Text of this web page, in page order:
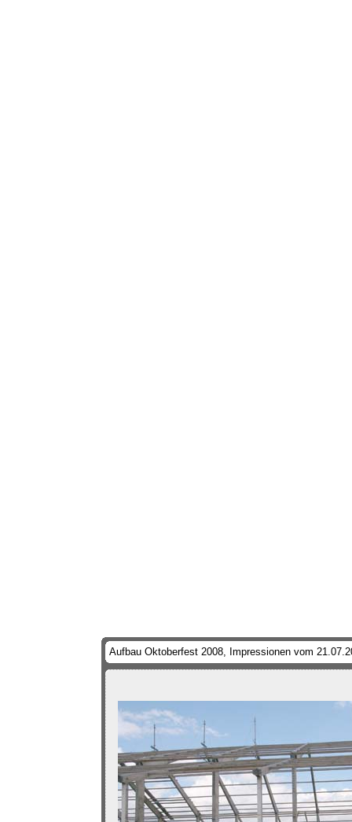
Aufbau Oktoberfest 2008, Impressionen vom